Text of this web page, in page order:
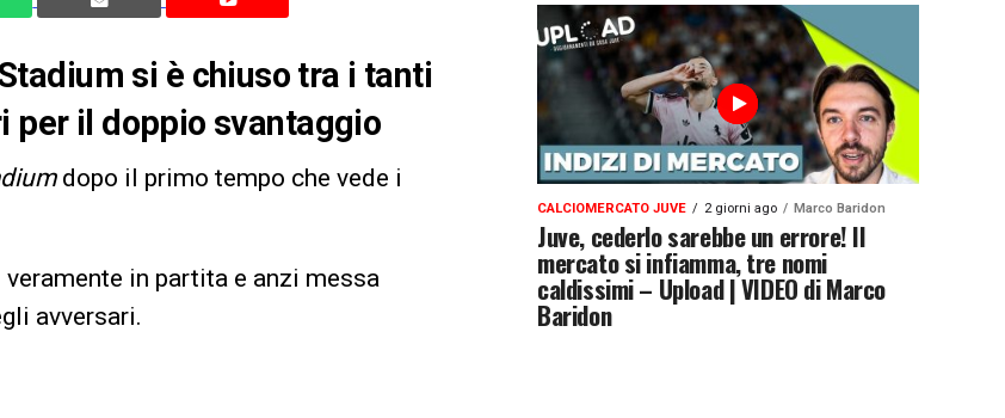
si è chiuso tra i tanti
per il doppio svantaggio
dopo il primo tempo che vede i
veramente in partita e anzi messa
avversari.
CALCIOMERCATO JUVE 2 giorni ago Marco Baridon
Juve, cederlo sarebbe un errore! Il
mercato si infiamma, tre nomi
caldissimi – Upload | VIDEO di Marco
Baridon